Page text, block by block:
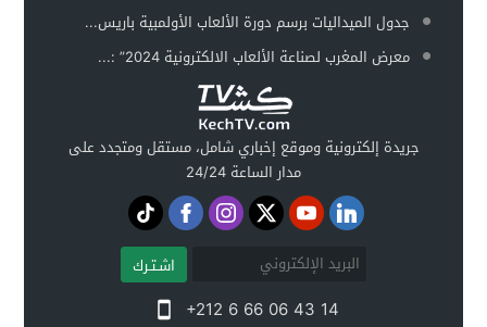
جدول الميداليات برسم دورة الألعاب الأولمبية باريس...
معرض المغرب لصناعة الألعاب الالكترونية 2024” :...
جريدة إلكترونية وموقع إخباري شامل، مستقل ومتجدد على
مدار الساعة 24/24
اشـتـرك
+212 6 66 06 43 14